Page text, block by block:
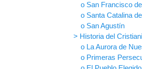
o San Francisco
o Santa Catalina
o San Agustín
> Historia del
o La Aurora de
o Primeras